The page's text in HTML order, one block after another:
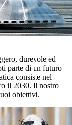
durevole ed
parte di un futuro
consiste nel
il 2030. Il nostro
obiettivi.